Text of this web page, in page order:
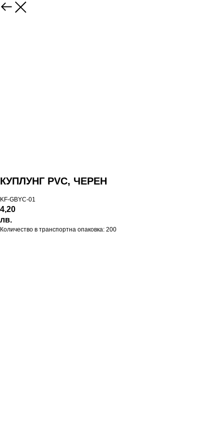
КУПЛУНГ PVC, ЧЕРЕН
KF-GBYC-01
4,20
лв.
Количество в транспортна опаковка: 200